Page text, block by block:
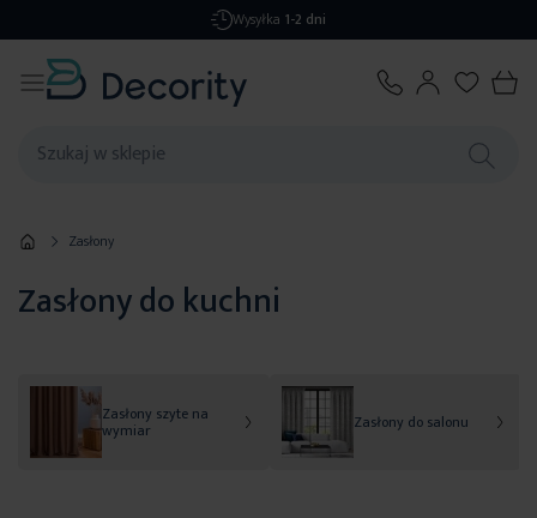
Darmowa dostawaod 299,99 zł
Zasłony
Zasłony do kuchni
Zasłony szyte na
wymiar Zasłony do salonu